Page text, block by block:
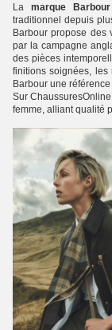
La marque
traditionnel depuis
Barbour propose des
par la campagne
des pièces
finitions soignées, les
Barbour une
Sur
femme, alliant qualité